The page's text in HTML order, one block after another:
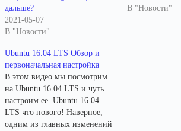
дальше?
2021-05-07
В "Новости"
В "Новости"
Ubuntu 16.04 LTS Обзор и
первоначальная настройка
В этом видео мы посмотрим
на Ubuntu 16.04 LTS и чуть
настроим ее. Ubuntu 16.04
LTS что нового! Наверное,
одним из главных изменений